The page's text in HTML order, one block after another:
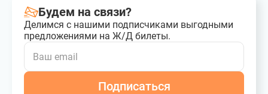
Будем на связи?
Делимся с нашими подписчиками выгодными
предложениями на Ж/Д билеты.
Подписаться